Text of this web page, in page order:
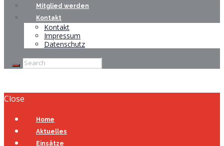
Mitglied werden
Kontakt
Kontakt
Impressum
Datenschutz
Close
Home
Aktuelles
Einsätze